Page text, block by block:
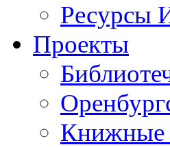
Ресурсы
Проекты
Книжные